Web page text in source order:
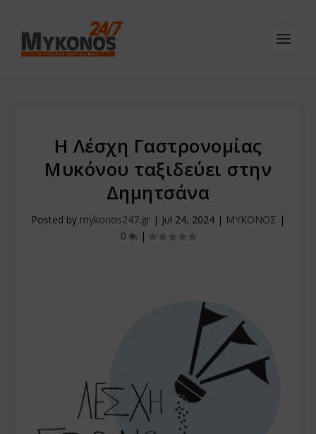
Η Λέσχη Γαστρονομίας
Μυκόνου ταξιδεύει στην
Δημητσάνα
Posted by mykonos247.gr | Jul 24, 2024 | ΜΥΚΟΝΟΣ |
0
|